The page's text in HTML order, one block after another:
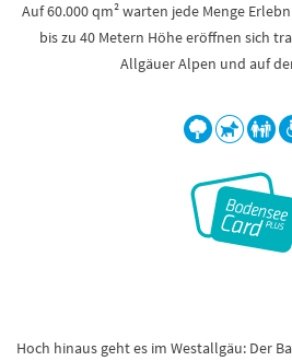
Auf 60.000 qm² warten jede Menge
bis zu 40 Metern Höhe eröffnen sich
Allgäuer Alpen und auf
Hoch hinaus geht es im Westallgäu: Der